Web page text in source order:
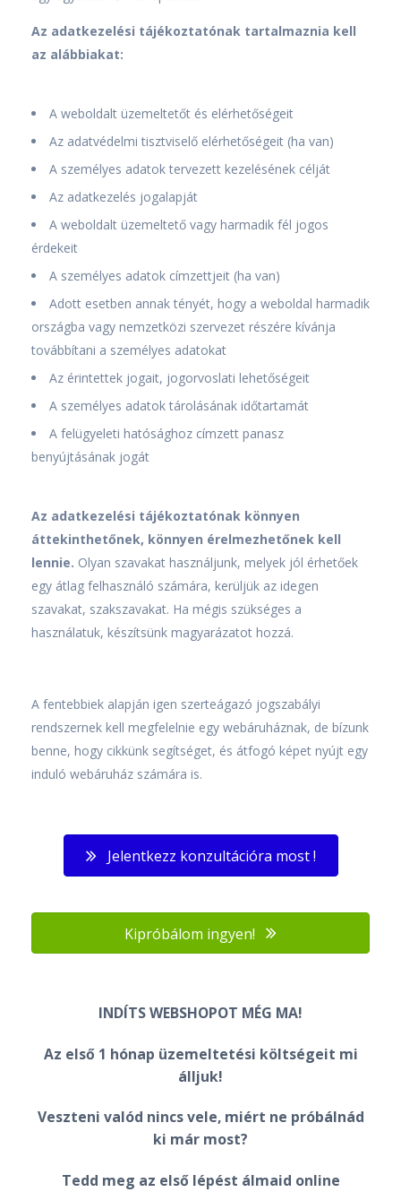
Az adatkezelési tájékoztatónak tartalmaznia kell
az alábbiakat:
A weboldalt üzemeltetőt és elérhetőségeit
Az adatvédelmi tisztviselő elérhetőségeit (ha van)
A személyes adatok tervezett kezelésének célját
Az adatkezelés jogalapját
A weboldalt üzemeltető vagy harmadik fél jogos
érdekeit
A személyes adatok címzettjeit (ha van)
Adott esetben annak tényét, hogy a weboldal harmadik
országba vagy nemzetközi szervezet részére kívánja
továbbítani a személyes adatokat
Az érintettek jogait, jogorvoslati lehetőségeit
A személyes adatok tárolásának időtartamát
A felügyeleti hatósághoz címzett panasz
benyújtásának jogát
Az adatkezelési tájékoztatónak könnyen
áttekinthetőnek, könnyen érelmezhetőnek kell
lennie. Olyan szavakat használjunk, melyek jól érhetőek
egy átlag felhasználó számára, kerüljük az idegen
szavakat, szakszavakat. Ha mégis szükséges a
használatuk, készítsünk magyarázatot hozzá.
A fentebbiek alapján igen szerteágazó jogszabályi
rendszernek kell megfelelnie egy webáruháznak, de bízunk
benne, hogy cikkünk segítséget, és átfogó képet nyújt egy
induló webáruház számára is.
Jelentkezz konzultációra most !
Kipróbálom ingyen!
INDÍTS WEBSHOPOT MÉG MA!
Az első 1 hónap üzemeltetési költségeit mi
álljuk!
Veszteni valód nincs vele, miért ne próbálnád
ki már most?
Tedd meg az első lépést álmaid online